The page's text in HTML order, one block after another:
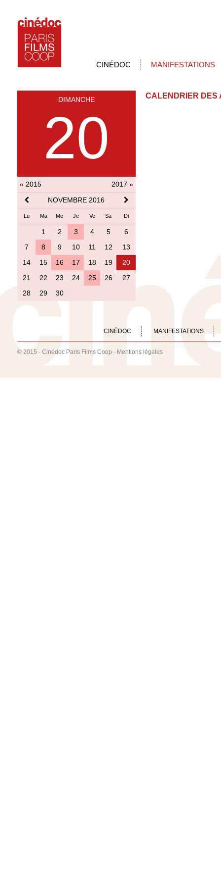
CINÉDOC MANIFESTATIONS
DIMANCHE
20
« 2015
2017 »
NOVEMBRE 2016
Lu Ma Me Je Ve Sa Di
1 2 3 4 5
6
7
8 9 10 11 12
13
14
15 16 17 18 19
20
21
22 23 24 25 26
27
28
29 30
CALENDRIER DES
CINÉDOC MANIFESTATIONS
© 2015 - Cinédoc Paris Films Coop - Mentions légales